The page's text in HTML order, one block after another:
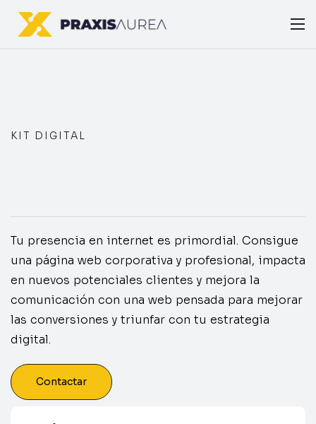
KIT DIGITAL
Tu presencia en internet es primordial. Consigue
una página web corporativa y profesional, impacta
en nuevos potenciales clientes y mejora la
comunicación con una web pensada para mejorar
las conversiones y triunfar con tu estrategia
digital.
Contactar